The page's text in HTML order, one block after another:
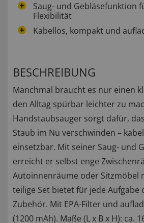
Saug- und Gebläsefunktion
Flexibilität
Kabellos, kompakt und
BESCHREIBUNG
Manchmal braucht es nur einen
den Alltag spürbar leichter zu
Handstaubsauger sorgt dafür,
Staub im Nu verschwinden –
einsetzbar. Mit seiner Saug- und
erreicht er selbst enge
Autoinnenräume oder Sitzmöbel
teilige Set bietet für jede Aufgabe
Zubehör. Mit EPA-Filter und
(1200 mAh). Maße (L x B x H): ca.